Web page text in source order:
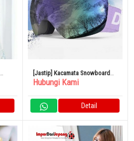
[Jastip] Kacamata Snowboard
Ski Lensa Bulat Antikabut
Hubungi Kami
Detail